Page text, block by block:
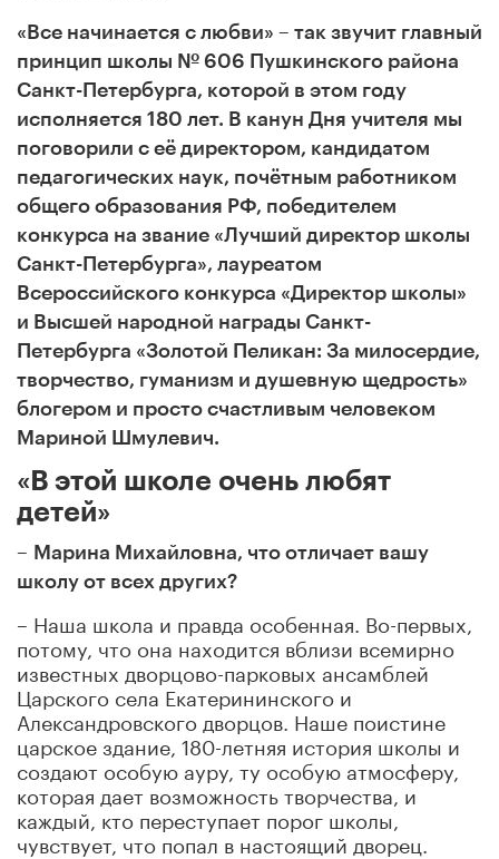
«Все начинается с любви» – так звучит главный
принцип школы № 606 Пушкинского района
Санкт-Петербурга, которой в этом году
исполняется 180 лет. В канун Дня учителя мы
поговорили с её директором, кандидатом
педагогических наук, почётным работником
общего образования РФ, победителем
конкурса на звание «Лучший директор школы
Санкт-Петербурга», лауреатом
Всероссийского конкурса «Директор школы»
и Высшей народной награды Санкт-
Петербурга «Золотой Пеликан: За милосердие,
творчество, гуманизм и душевную щедрость»
блогером и просто счастливым человеком
Мариной Шмулевич.
«В этой школе очень любят
детей»
– Марина Михайловна, что отличает вашу
школу от всех других?
– Наша школа и правда особенная. Во-первых,
потому, что она находится вблизи всемирно
известных дворцово-парковых ансамблей
Царского села Екатерининского и
Александровского дворцов. Наше поистине
царское здание, 180-летняя история школы и
создают особую ауру, ту особую атмосферу,
которая дает возможность творчества, и
каждый, кто переступает порог школы,
чувствует, что попал в настоящий дворец.